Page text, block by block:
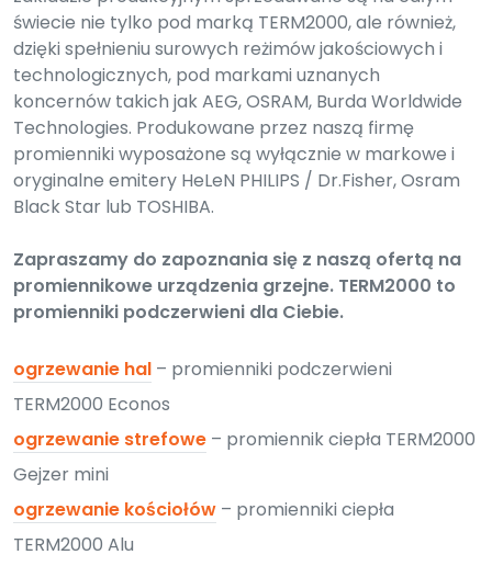
świecie nie tylko pod marką TERM2000, ale również,
dzięki spełnieniu surowych reżimów jakościowych i
technologicznych, pod markami uznanych
koncernów takich jak AEG, OSRAM, Burda Worldwide
Technologies. Produkowane przez naszą firmę
promienniki wyposażone są wyłącznie w markowe i
oryginalne emitery HeLeN PHILIPS / Dr.Fisher, Osram
Black Star lub TOSHIBA.
Zapraszamy do zapoznania się z naszą ofertą na
promiennikowe urządzenia grzejne. TERM2000 to
promienniki podczerwieni dla Ciebie.
ogrzewanie hal – promienniki podczerwieni
TERM2000 Econos
ogrzewanie strefowe – promiennik ciepła TERM2000
Gejzer mini
ogrzewanie kościołów – promienniki ciepła
TERM2000 Alu